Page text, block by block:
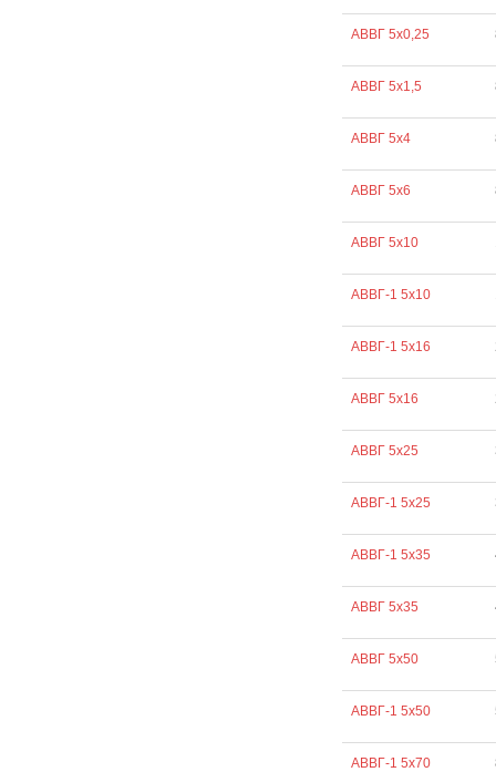
АВВГ 5х0,25
АВВГ 5х1,5
АВВГ 5х4
АВВГ 5х6
АВВГ 5х10
АВВГ-1 5х10
АВВГ-1 5х16
АВВГ 5х16
АВВГ 5х25
АВВГ-1 5х25
АВВГ-1 5х35
АВВГ 5х35
АВВГ 5х50
АВВГ-1 5х50
АВВГ-1 5х70